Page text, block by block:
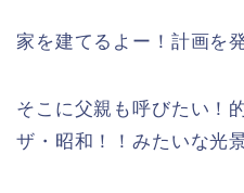
家を建てるよー！計画を
そこに父親も呼びたい！
ザ・昭和！！みたいな光